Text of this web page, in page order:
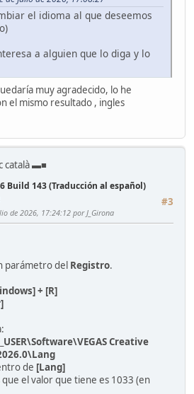
el idioma al que deseemos
a alguien que lo diga y lo
muy agradecido, lo he
el mismo resultado , ingles
català ▬■
Build 143 (Traducción al español)
#3
de 2026, 17:24:12 por J_Girona
parámetro del Registro.
+ [R]
Creative
de [Lang]
el valor que tiene es 1033 (en